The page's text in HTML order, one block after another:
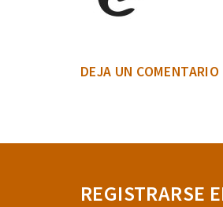
DEJA UN COMENTARIO
REGISTRARSE